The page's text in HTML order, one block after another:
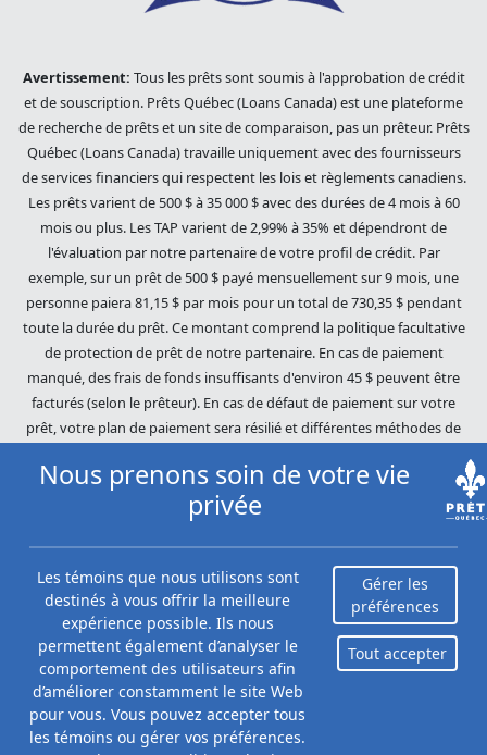
Avertissement: Tous les prêts sont soumis à l'approbation de crédit
et de souscription. Prêts Québec (Loans Canada) est une plateforme
de recherche de prêts et un site de comparaison, pas un prêteur. Prêts
Québec (Loans Canada) travaille uniquement avec des fournisseurs
de services financiers qui respectent les lois et règlements canadiens.
Les prêts varient de 500 $ à 35 000 $ avec des durées de 4 mois à 60
mois ou plus. Les TAP varient de 2,99% à 35% et dépendront de
l'évaluation par notre partenaire de votre profil de crédit. Par
exemple, sur un prêt de 500 $ payé mensuellement sur 9 mois, une
personne paiera 81,15 $ par mois pour un total de 730,35 $ pendant
toute la durée du prêt. Ce montant comprend la politique facultative
de protection de prêt de notre partenaire. En cas de paiement
manqué, des frais de fonds insuffisants d'environ 45 $ peuvent être
facturés (selon le prêteur). En cas de défaut de paiement sur votre
prêt, votre plan de paiement sera résilié et différentes méthodes de
dettes impayées seront poursuivies dans toute l'étendue de la loi. Nos
prêteurs utilisent des pratiques de recouvrement équitables. Prêts
Québec (Loans Canada) n'est pas affilié à Equifax Canada Co., sa
société mère, ses filiales ou ses sociétés affiliées (collectivement,
« Equifax »). Le contenu de ce site Web n'est ni révisé ni approuvé par
Equifax. Prêts Québec (Loans Canada) est un revendeur autorisé du
Score du risque Equifax, cependant, Equifax n'approuve, ne garantit ni
ne recommande aucun des produits, services ou contenus de ce site
Web. Pour plus d'informations sur Equifax, le Score du risque Equifax
et/ou les rapports de crédit d'Equifax, veuillez visiter le site Web
officiel d'Equifax Canada Co. à
Prêts personnels à partir de 9,99 %
Nous prenons soin de votre vie
privée
Les témoins que nous utilisons sont
destinés à vous offrir la meilleure
expérience possible. Ils nous
permettent également d’analyser le
comportement des utilisateurs afin
d’améliorer constamment le site Web
pour vous. Vous pouvez accepter tous
les témoins ou gérer vos préférences.
Gérer les
préférences
Tout accepter